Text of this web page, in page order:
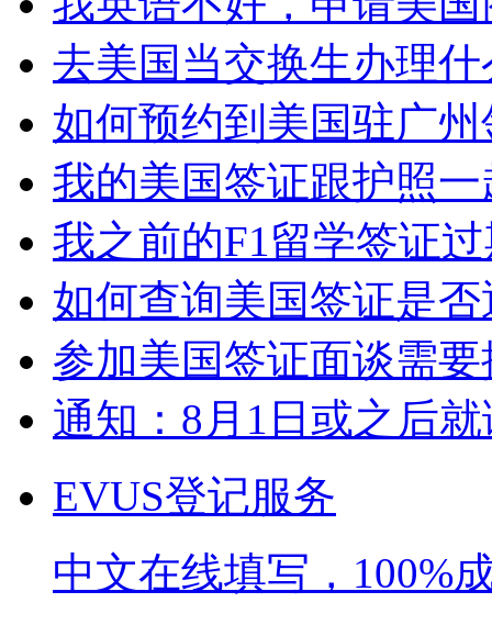
去美国当交换生办理
如何预约到美国驻广
我的美国签证跟护照
我之前的F1留学签证
如何查询美国签证是
参加美国签证面谈需
通知：8月1日或之后
EVUS登记服务
中文在线填写，100%